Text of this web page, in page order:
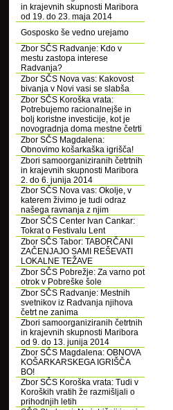
in krajevnih skupnosti Maribora
od 19. do 23. maja 2014
Gosposko še vedno urejamo
Zbor SČS Radvanje: Kdo v
mestu zastopa interese
Radvanja?
Zbor SČS Nova vas: Kakovost
bivanja v Novi vasi se slabša
Zbor SČS Koroška vrata:
Potrebujemo racionalnejše in
bolj koristne investicije, kot je
novogradnja doma mestne četrti
Zbor SČS Magdalena:
Obnovimo košarkaška igrišča!
Zbori samoorganiziranih četrtnih
in krajevnih skupnosti Maribora
2. do 6. junija 2014
Zbor SČS Nova vas: Okolje, v
katerem živimo je tudi odraz
našega ravnanja z njim
Zbor SČS Center Ivan Cankar:
Tokrat o Festivalu Lent
Zbor SČS Tabor: TABORČANI
ZAČENJAJO SAMI REŠEVATI
LOKALNE TEŽAVE
Zbor SČS Pobrežje: Za varno pot
otrok v Pobreške šole
Zbor SČS Radvanje: Mestnih
svetnikov iz Radvanja njihova
četrt ne zanima
Zbori samoorganiziranih četrtnih
in krajevnih skupnosti Maribora
od 9. do 13. junija 2014
Zbor SČS Magdalena: OBNOVA
KOŠARKARSKEGA IGRIŠČA
BO!
Zbor SČS Koroška vrata: Tudi v
Koroških vratih že razmišljali o
prihodnjih letih